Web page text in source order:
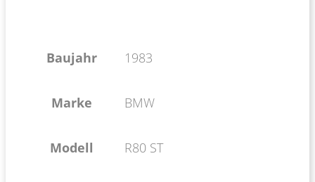
Baujahr 1983
Marke BMW
Modell R80 ST